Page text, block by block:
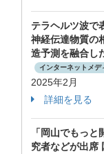
テラヘルツ波で
神経伝達物質の
造予測を融合し
インターネットメデ
2025年2月
詳細を見る
「岡山でもっ
究者などが出席